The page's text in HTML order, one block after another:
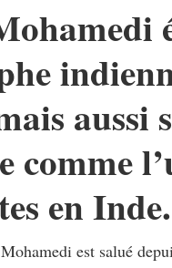
aussi
comme
en Inde.
est salué